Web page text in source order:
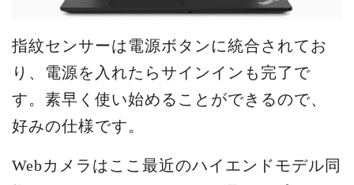
指紋センサーは電源ボタンに統合されてお
り、電源を入れたらサインインも完了で
す。素早く使い始めることができるので、
好みの仕様です。
Webカメラはここ最近のハイエンドモデル同